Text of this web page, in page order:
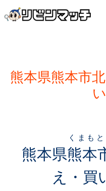
熊本県熊本市
熊本県熊本
くまも
え・買